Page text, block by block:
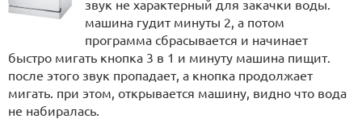
звук не характерный для закачки воды.
машина гудит минуты 2, а потом
программа сбрасывается и начинает
быстро мигать кнопка 3 в 1 и минуту машина пищит.
после этого звук пропадает, а кнопка продолжает
мигать. при этом, открывается машину, видно что вода
не набиралась.